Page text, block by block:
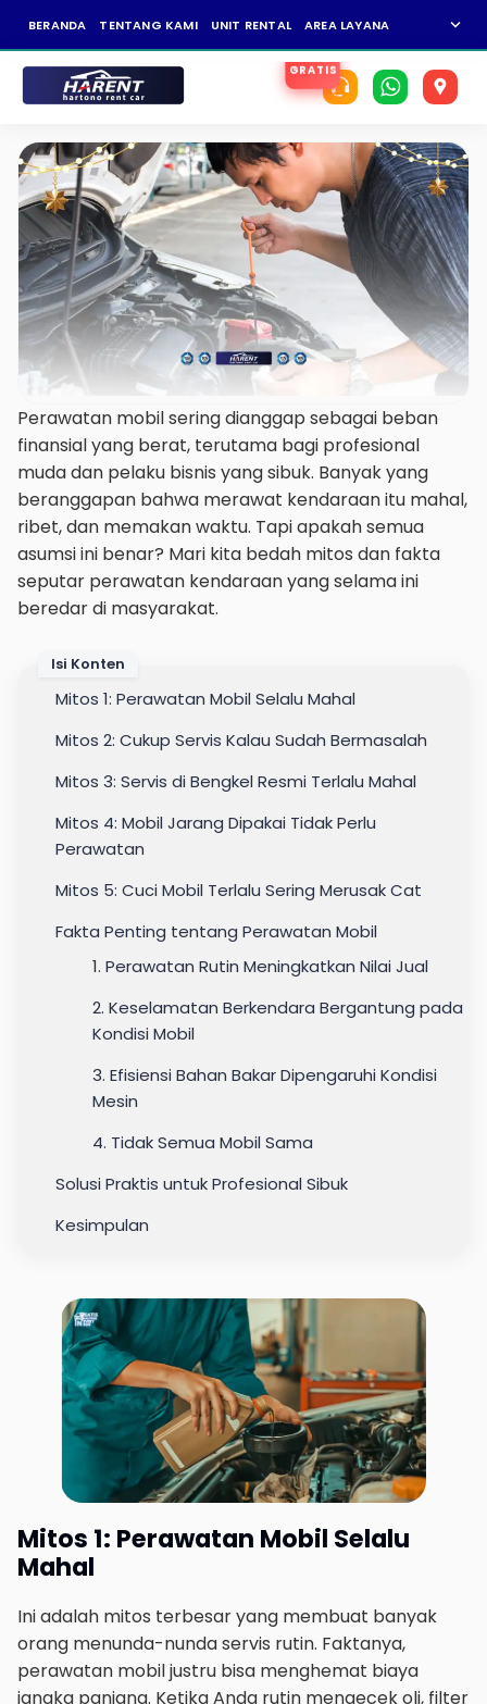
BERANDA TENTANG KAMI UNIT RENTAL AREA LAYANAN expand_more
Perawatan mobil sering dianggap sebagai beban
finansial yang berat, terutama bagi profesional
muda dan pelaku bisnis yang sibuk. Banyak yang
beranggapan bahwa merawat kendaraan itu mahal,
ribet, dan memakan waktu. Tapi apakah semua
asumsi ini benar? Mari kita bedah mitos dan fakta
seputar perawatan kendaraan yang selama ini
beredar di masyarakat.
Isi Konten
Mitos 1: Perawatan Mobil Selalu Mahal
Mitos 2: Cukup Servis Kalau Sudah Bermasalah
Mitos 3: Servis di Bengkel Resmi Terlalu Mahal
Mitos 4: Mobil Jarang Dipakai Tidak Perlu
Perawatan
Mitos 5: Cuci Mobil Terlalu Sering Merusak Cat
Fakta Penting tentang Perawatan Mobil
1. Perawatan Rutin Meningkatkan Nilai Jual
2. Keselamatan Berkendara Bergantung pada
Kondisi Mobil
3. Efisiensi Bahan Bakar Dipengaruhi Kondisi
Mesin
4. Tidak Semua Mobil Sama
Solusi Praktis untuk Profesional Sibuk
Kesimpulan
Mitos 1: Perawatan Mobil Selalu
Mahal
Ini adalah mitos terbesar yang membuat banyak
orang menunda-nunda servis rutin. Faktanya,
perawatan mobil justru bisa menghemat biaya
jangka panjang. Ketika Anda rutin mengecek oli, filter